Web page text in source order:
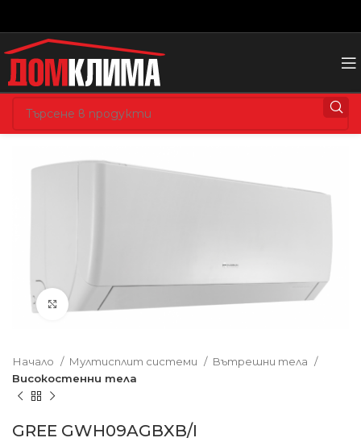
Увеличете изображението
Начало Мултисплит системи
Вътрешни тела
Високостенни тела
GREE GWH09AGBXB/I